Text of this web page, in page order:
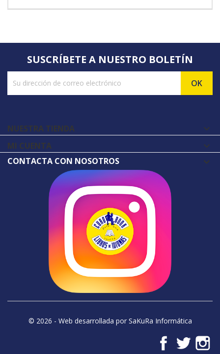
SUSCRÍBETE A NUESTRO BOLETÍN
NUESTRA TIENDA 
MI CUENTA 
CONTACTA CON NOSOTROS
© 2026 - Web desarrollada por SaKuRa Informática